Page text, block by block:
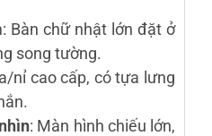
: Bàn chữ nhật lớn đặt ở
song tường.
nỉ cao cấp, có tựa lưng
: Màn hình chiếu lớn,